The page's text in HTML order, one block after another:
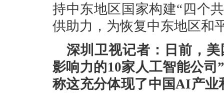
持中东地区国家构建“四个
供助力，为恢复中东地区和
深圳卫视记者：日前，
影响力的10家人工智能公
称这充分体现了中国AI产业